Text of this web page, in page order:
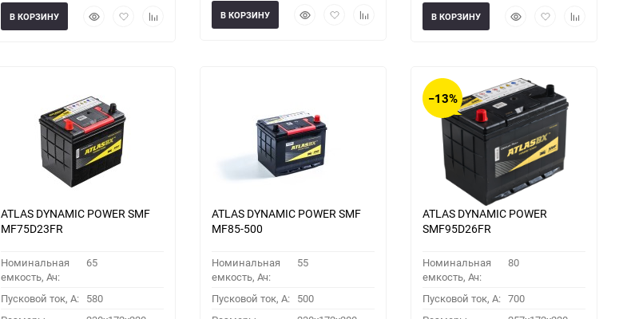
БыстрыйДобавитьДобавить
В КОРЗИНУ
БыстрыйДобавитьДобавить
В КОРЗИНУ
БыстрыйДобавитьДобавить
В КОРЗИНУ
ATLAS DYNAMIC POWER SMF
MF75D23FR
Номинальная
емкость, Ач:
65
Пусковой ток, A: 580
ATLAS DYNAMIC POWER SMF
MF85-500
Номинальная
емкость, Ач:
55
Пусковой ток, A: 500
−13%
ATLAS DYNAMIC POWER
SMF95D26FR
Номинальная
емкость, Ач:
80
Пусковой ток, A: 700